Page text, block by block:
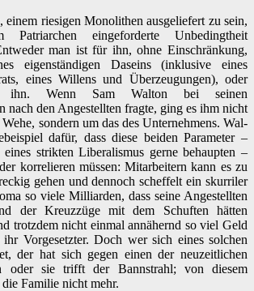
einem riesigen Monolithen ausgeliefert zu sein,
eingeforderte Unbedingtheit
man ist für ihn, ohne Einschränkung,
eigenständigen Daseins (inklusive eines
eines Willens und Überzeugungen), oder
Wenn Sam Walton bei seinen
nach den Angestellten fragte, ging es ihm nicht
sondern um das des Unternehmens. Wal-
dafür, dass diese beiden Parameter –
eines strikten Liberalismus gerne behaupten –
korrelieren müssen: Mitarbeitern kann es zu
gehen und dennoch scheffelt ein skurriler
so viele Milliarden, dass seine Angestellten
der Kreuzzüge mit dem Schuften hätten
trotzdem nicht einmal annähernd so viel Geld
Vorgesetzter. Doch wer sich eines solchen
der hat sich gegen einen der neuzeitlichen
oder sie trifft der Bannstrahl; von diesem
Familie nicht mehr.